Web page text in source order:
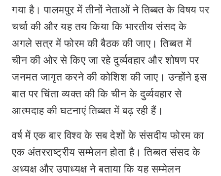
गया है। पालमपुर में तीनों नेताओं ने तिब्बत के विषय पर
चर्चा की और यह तय किया कि भारतीय संसद के
अगले सत्र में फोरम की बैठक की जाए। तिब्बत में
चीन की ओर से किए जा रहे दुर्व्यवहार और शोषण पर
जनमत जागृत करने की कोशिश की जाए। उन्होंने इस
बात पर चिंता व्यक्त की कि चीन के दुर्व्यवहार से
आत्मदाह की घटनाएं तिब्बत में बढ़ रही हैं।
वर्ष में एक बार विश्व के सब देशों के संसदीय फोरम का
एक अंतरराष्ट्रीय सम्मेलन होता है। तिब्बत संसद के
अध्यक्ष और उपाध्यक्ष ने बताया कि यह सम्मेलन